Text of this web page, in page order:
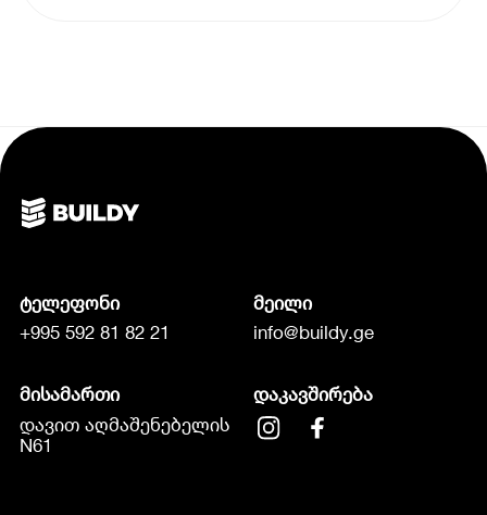
ტელეფონი
+995 592 81 82 21
მეილი
info@buildy.ge
მისამართი
დავით აღმაშენებელის
N61
დაკავშირება